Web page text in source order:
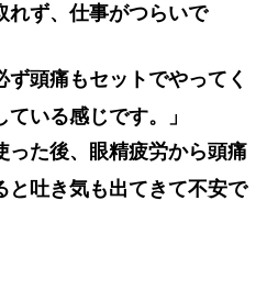
れず、仕事がつらいで
ず頭痛もセットでやってく
いる感じです。」
った後、眼精疲労から頭痛
と吐き気も出てきて不安で